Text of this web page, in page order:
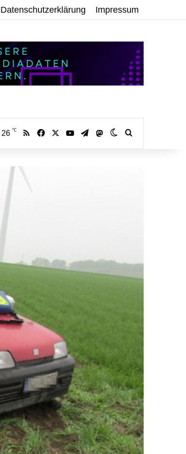
Datenschutzerklärung Impressum
26 ℃ RSS Facebook YouTubeTelegramMastodonSkin umschalten